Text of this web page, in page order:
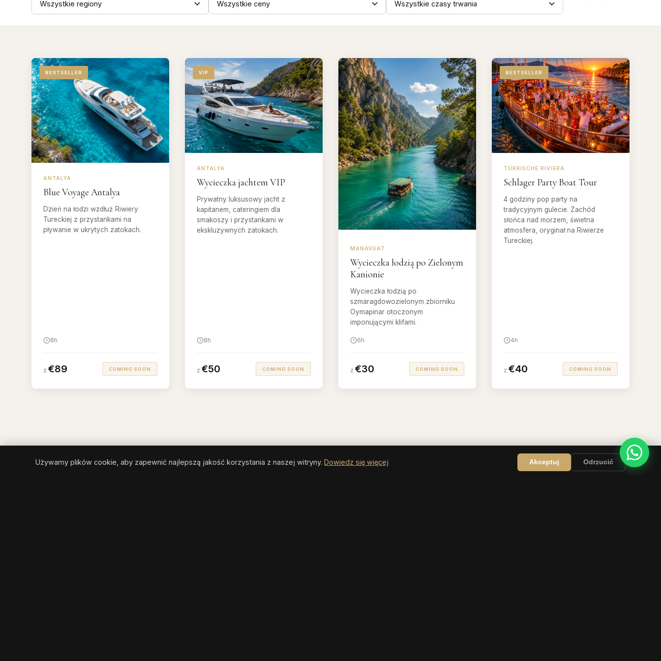
BESTSELLER
ANTALYA
Blue Voyage Antalya
Dzień na łodzi wzdłuż Riwiery
Tureckiej z przystankami na
pływanie w ukrytych zatokach.
8h
z €89 COMING SOON
VIP
ANTALYA
Wycieczka jachtem VIP
Prywatny luksusowy jacht z
kapitanem, cateringiem dla
smakoszy i przystankami w
ekskluzywnych zatokach.
8h
z €50 COMING SOON
MANAVGAT
Wycieczka łodzią po Zielonym
Kanionie
Wycieczka łodzią po
szmaragdowozielonym zbiorniku
Oymapinar otoczonym
imponującymi klifami.
6h
z €30 COMING SOON
BESTSELLER
TÜRKISCHE RIVIERA
Schlager Party Boat Tour
4 godziny pop party na
tradycyjnym gulecie. Zachód
słońca nad morzem, świetna
atmosfera, oryginał na Riwierze
Tureckiej.
4h
z €40 COMING SOON
Używamy plików cookie, aby zapewnić najlepszą jakość korzystania z naszej witryny. Dowiedz się więcej Akceptuj Odrzucić